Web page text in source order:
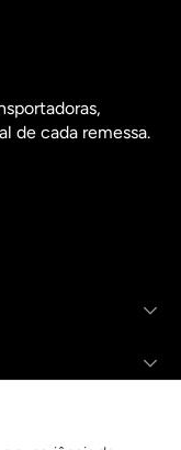
de cada remessa.